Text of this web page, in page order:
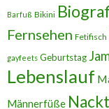
Barfuß Bikini
Fernsehen Fetifisch
gayfeets Geburtstag
Lebenslauf
Männerfüße Nackt